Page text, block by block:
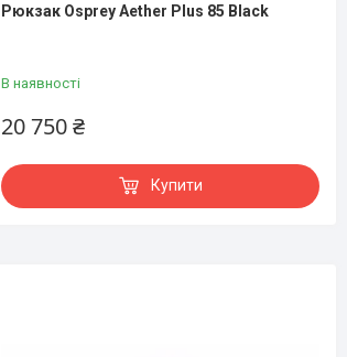
Рюкзак Osprey Aether Plus 85 Black
В наявності
20 750 ₴
Купити